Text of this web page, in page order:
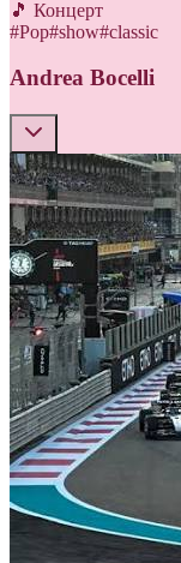
🎵 Концерт
#Pop#show#classic
Andrea Bocelli